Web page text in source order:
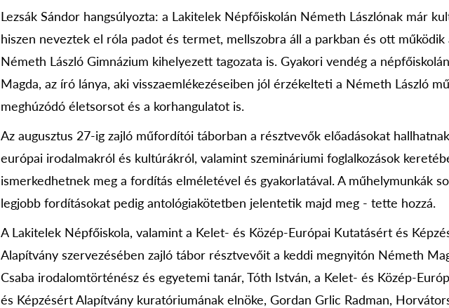
Lezsák Sándor hangsúlyozta: a Lakitelek Népfőiskolán Németh Lászlónak már
hiszen neveztek el róla padot és termet, mellszobra áll a parkban és ott működik
Németh László Gimnázium kihelyezett tagozata is. Gyakori vendég a
Magda, az író lánya, aki visszaemlékezéseiben jól érzékelteti a Németh László
meghúzódó életsorsot és a korhangulatot is.
Az augusztus 27-ig zajló műfordítói táborban a résztvevők előadásokat
európai irodalmakról és kultúrákról, valamint szemináriumi foglalkozások
ismerkedhetnek meg a fordítás elméletével és gyakorlatával. A műhelymunkák
legjobb fordításokat pedig antológiakötetben jelentetik majd meg - tette hozzá.
A Lakitelek Népfőiskola, valamint a Kelet- és Közép-Európai Kutatásért és
Alapítvány szervezésében zajló tábor résztvevőit a keddi megnyitón Németh
Csaba irodalomtörténész és egyetemi tanár, Tóth István, a Kelet- és Közép-
és Képzésért Alapítvány kuratóriumának elnöke, Gordan Grlic Radman,